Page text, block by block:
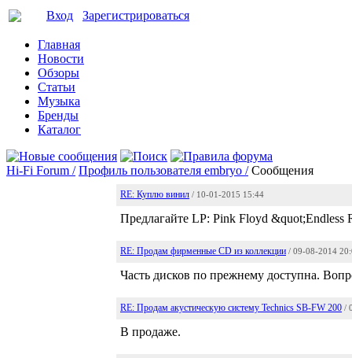
Вход Зарегистрироваться
Главная
Новости
Обзоры
Статьи
Музыка
Бренды
Каталог
Hi-Fi Forum / Профиль пользователя embryo / Сообщения
RE: Куплю винил / 10-01-2015 15:44
Предлагайте LP: Pink Floyd &quot;Endless
RE: Продам фирменные CD из коллекции / 09-08-2014
Часть дисков по прежнему доступна.
RE: Продам акустическую систему Technics SB-FW 200 /
В продаже.